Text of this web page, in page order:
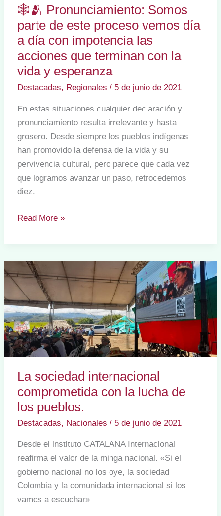
de
ustedes
🕸️🫂 Pronunciamiento: Somos
parte de este proceso vemos día
a día con impotencia las
acciones que terminan con la
vida y esperanza
Destacadas, Regionales / 5 de junio de 2021
En estas situaciones cualquier declaración y
pronunciamiento resulta irrelevante y hasta
grosero. Desde siempre los pueblos indígenas
han promovido la defensa de la vida y su
pervivencia cultural, pero parece que cada vez
que logramos avanzar un paso, retrocedemos
diez.
🕸️
Pronunciamiento:
Somos
parte
de
este
proceso
vemos
día
a
con
impotencia
las
acciones
la
Read More »
La sociedad internacional
comprometida con la lucha de
los pueblos.
Destacadas, Nacionales / 5 de junio de 2021
Desde el instituto CATALANA Internacional
reafirma el valor de la minga nacional. «Si el
gobierno nacional no los oye, la sociedad
Colombia y la comunidada internacional si los
vamos a escuchar»